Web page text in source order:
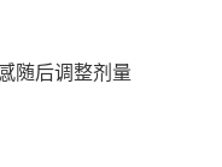
随后调整剂量